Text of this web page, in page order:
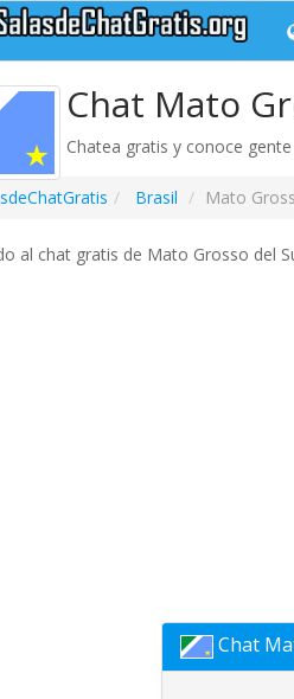
Chat Mato
Chatea gratis y conoce
Brasil Mato
al chat gratis de Mato Grosso del
Chat